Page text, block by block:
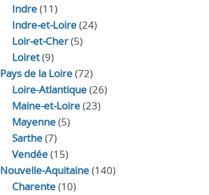
Indre(11)
Indre‑et‑Loire(24)
Loir‑et‑Cher(5)
Loiret(9)
Pays de la Loire(72)
Loire-Atlantique(26)
Maine-et-Loire(23)
Mayenne(5)
Sarthe(7)
Vendée(15)
Nouvelle-Aquitaine(140)
Charente(10)